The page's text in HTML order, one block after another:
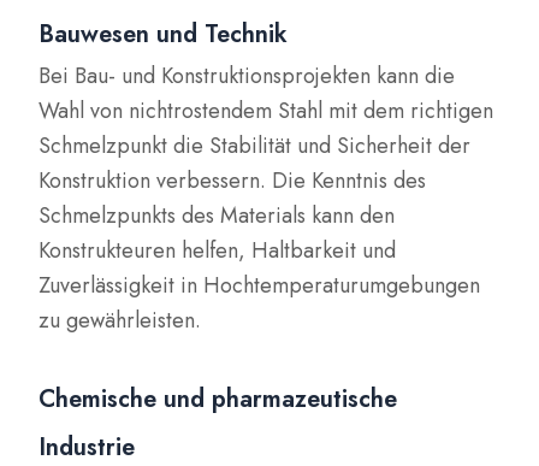
Bauwesen und Technik
Bei Bau- und Konstruktionsprojekten kann die
Wahl von nichtrostendem Stahl mit dem richtigen
Schmelzpunkt die Stabilität und Sicherheit der
Konstruktion verbessern. Die Kenntnis des
Schmelzpunkts des Materials kann den
Konstrukteuren helfen, Haltbarkeit und
Zuverlässigkeit in Hochtemperaturumgebungen
zu gewährleisten.
Chemische und pharmazeutische
Industrie